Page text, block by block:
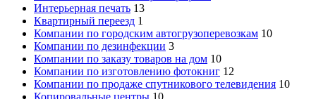
Интерьерная печать 13
Квартирный переезд 1
Компании по городским автогрузоперевозкам 10
Компании по дезинфекции 3
Компании по заказу товаров на дом 10
Компании по изготовлению фотокниг 12
Компании по продаже спутникового телевидения 10
Копировальные центры 10